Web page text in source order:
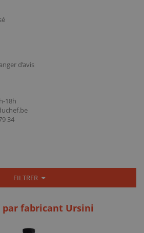
d’avis
18h
34
FILTRER
fabricant Ursini